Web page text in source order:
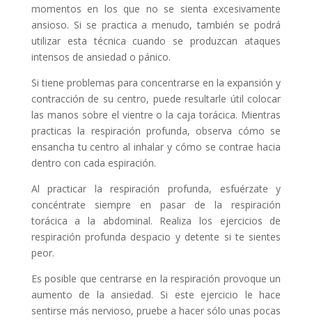
momentos en los que no se sienta excesivamente
ansioso. Si se practica a menudo, también se podrá
utilizar esta técnica cuando se produzcan ataques
intensos de ansiedad o pánico.
Si tiene problemas para concentrarse en la expansión y
contracción de su centro, puede resultarle útil colocar
las manos sobre el vientre o la caja torácica. Mientras
practicas la respiración profunda, observa cómo se
ensancha tu centro al inhalar y cómo se contrae hacia
dentro con cada espiración.
Al practicar la respiración profunda, esfuérzate y
concéntrate siempre en pasar de la respiración
torácica a la abdominal. Realiza los ejercicios de
respiración profunda despacio y detente si te sientes
peor.
Es posible que centrarse en la respiración provoque un
aumento de la ansiedad. Si este ejercicio le hace
sentirse más nervioso, pruebe a hacer sólo unas pocas